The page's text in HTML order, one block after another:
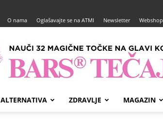
O nama Oglašavajte se na ATMI Newsletter Webshop
ALTERNATIVA ZDRAVLJE MAGAZIN